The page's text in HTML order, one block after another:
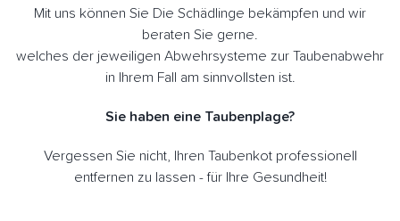
Mit uns können Sie Die Schädlinge bekämpfen und wir
beraten Sie gerne.
welches der jeweiligen Abwehrsysteme zur Taubenabwehr
in Ihrem Fall am sinnvollsten ist.
Sie haben eine Taubenplage?
Vergessen Sie nicht, Ihren Taubenkot professionell
entfernen zu lassen - für Ihre Gesundheit!